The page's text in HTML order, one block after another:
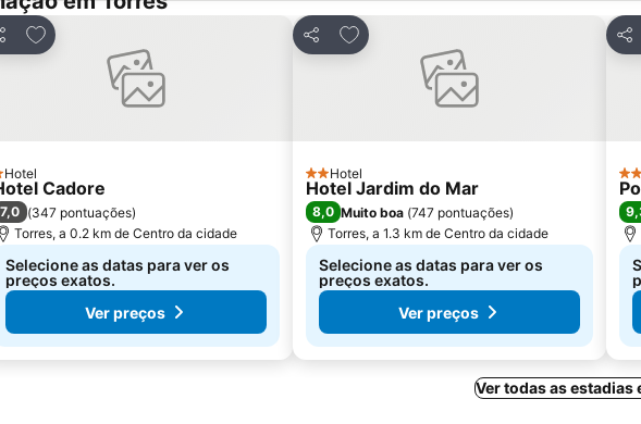
Adicionar aos favoritos
Estrelas
Hotel
Cadore
7,0 (347 pontuações)
Torres, a 0.2 km de Centro da cidade
Selecione as datas para ver os
preços exatos.
Ver preços
Partilhar
Adicionar aos favoritos
2 Estrelas
Hotel
Hotel Jardim do Mar
8,0 Muito boa (747 pontuações)
Torres, a 1.3 km de Centro da cidade
Selecione as datas para ver os
preços exatos.
Ver preços
4
Ver todas as estadias